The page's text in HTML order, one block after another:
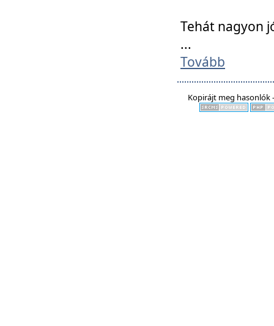
Tehát nagyon
...
Tovább
Kopirájt meg hasonlók